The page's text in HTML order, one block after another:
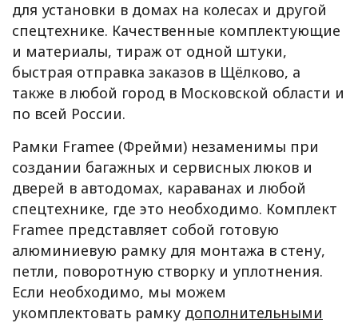
для установки в домах на колесах и другой
спецтехнике. Качественные комплектующие
и материалы, тираж от одной штуки,
быстрая отправка заказов в Щёлково, а
также в любой город в Московской области и
по всей России.
Рамки Framee (Фрейми) незаменимы при
создании багажных и сервисных люков и
дверей в автодомах, караванах и любой
спецтехнике, где это необходимо. Комплект
Framee представляет собой готовую
алюминиевую рамку для монтажа в стену,
петли, поворотную створку и уплотнения.
Если необходимо, мы можем
укомплектовать рамку дополнительными